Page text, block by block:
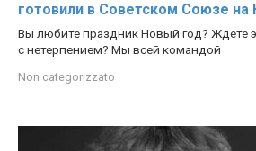
готовили в Советском Союзе на
Вы любите праздник Новый год? Ждете
с нетерпением? Мы всей командой
Non categorizzato